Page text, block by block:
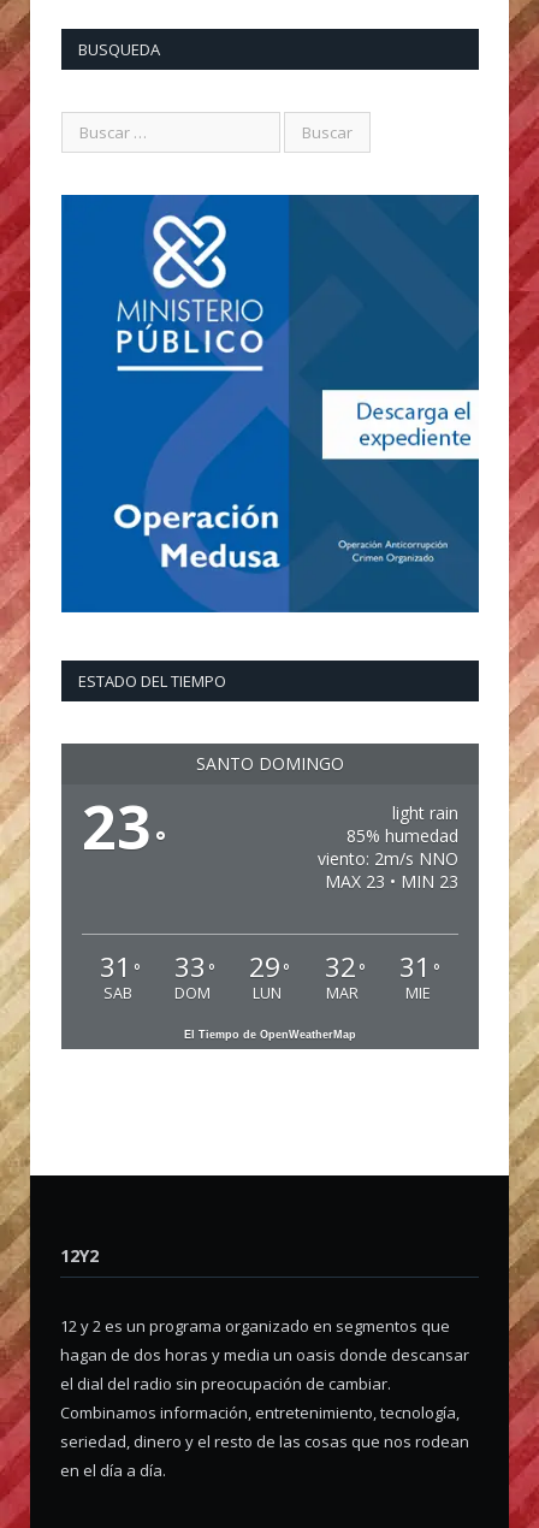
BUSQUEDA
ESTADO DEL TIEMPO
SANTO DOMINGO
23 °
light rain
85% humedad
viento: 2m/s NNO
MAX 23 • MIN 23
31 °
SAB
33 °
DOM
29 °
LUN
32 °
MAR
31 °
MIE
El Tiempo de OpenWeatherMap
12Y2
12 y 2 es un programa organizado en segmentos que
hagan de dos horas y media un oasis donde descansar
el dial del radio sin preocupación de cambiar.
Combinamos información, entretenimiento, tecnología,
seriedad, dinero y el resto de las cosas que nos rodean
en el día a día.